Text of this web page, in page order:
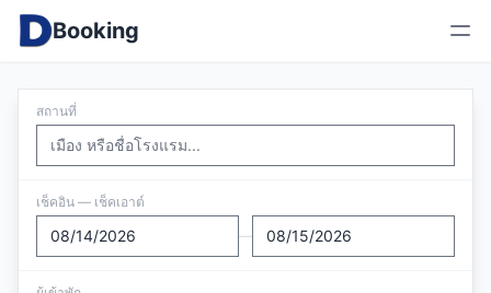
Booking
สถานที่
เช็คอิน — เช็คเอาต์
—